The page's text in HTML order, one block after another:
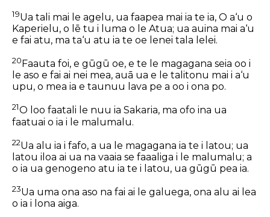
19Ua tali mai le agelu, ua faapea mai ia te ia, O a‘u o
Kaperielu, o lē tu i luma o le Atua; ua auina mai a‘u
e fai atu, ma ta‘u atu ia te oe lenei tala lelei.
20 Faauta foi, e gūgū oe, e te le magagana seia oo i
le aso e fai ai nei mea, auā ua e le talitonu mai i a‘u
upu, o mea ia e taunuu lava pe a oo i ona po.
21O loo faatali le nuu ia Sakaria, ma ofo ina ua
faatuai o ia i le malumalu.
22Ua alu ia i fafo, a ua le magagana ia te i latou; ua
latou iloa ai ua na vaaia se faaaliga i le malumalu; a
o ia ua genogeno atu ia te i latou, ua gūgū pea ia.
23Ua uma ona aso na fai ai le galuega, ona alu ai lea
o ia i lona aiga.